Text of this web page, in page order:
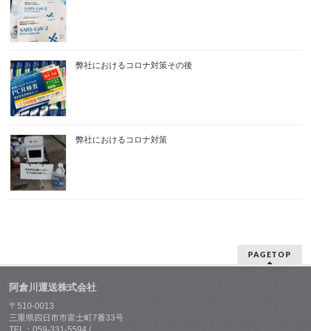
弊社におけるコロナ対策その後
弊社におけるコロナ対策
PAGETOP
阿倉川運送株式会社
〒510-0013
三重県四日市市富士町7番33号